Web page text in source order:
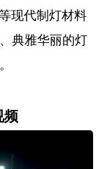
现代制灯材料
典雅华丽的灯
频